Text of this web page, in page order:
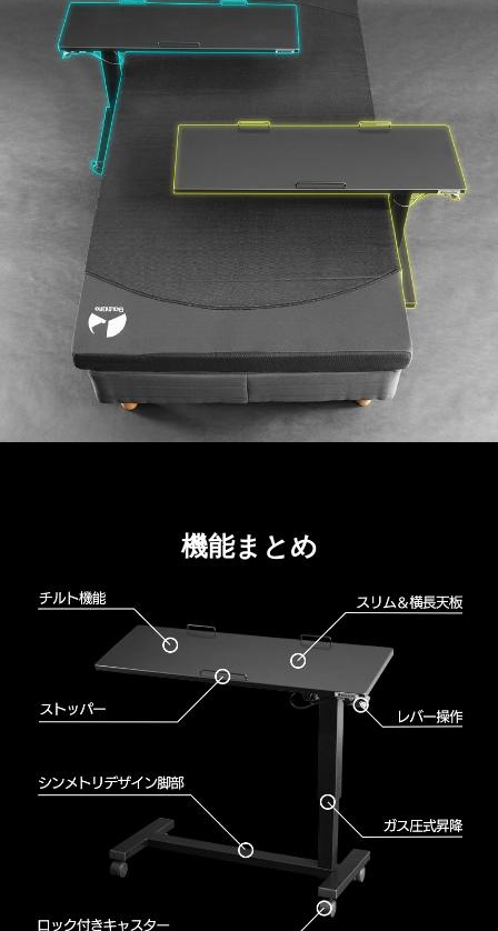
機能まとめ